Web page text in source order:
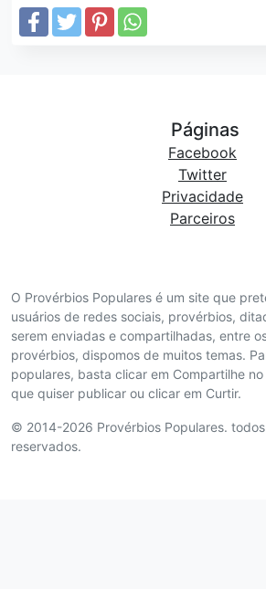
O Provérbios Populares é um site que
usuários de redes sociais, provérbios,
serem enviadas e compartilhadas, entre
provérbios, dispomos de muitos temas.
populares, basta clicar em Compartilhe
que quiser publicar ou clicar em Curtir.
© 2014-2026 Provérbios Populares.
reservados.
Páginas
Facebook
Twitter
Privacidade
Parceiros